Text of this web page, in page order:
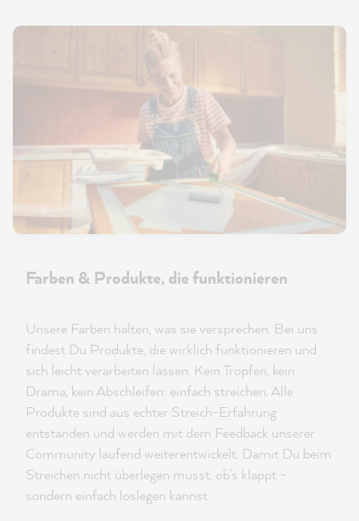
Farben & Produkte, die funktionieren
Unsere Farben halten, was sie versprechen. Bei uns
findest Du Produkte, die wirklich funktionieren und
sich leicht verarbeiten lassen. Kein Tropfen, kein
Drama, kein Abschleifen: einfach streichen. Alle
Produkte sind aus echter Streich-Erfahrung
entstanden und werden mit dem Feedback unserer
Community laufend weiterentwickelt. Damit Du beim
Streichen nicht überlegen musst, ob’s klappt –
sondern einfach loslegen kannst.